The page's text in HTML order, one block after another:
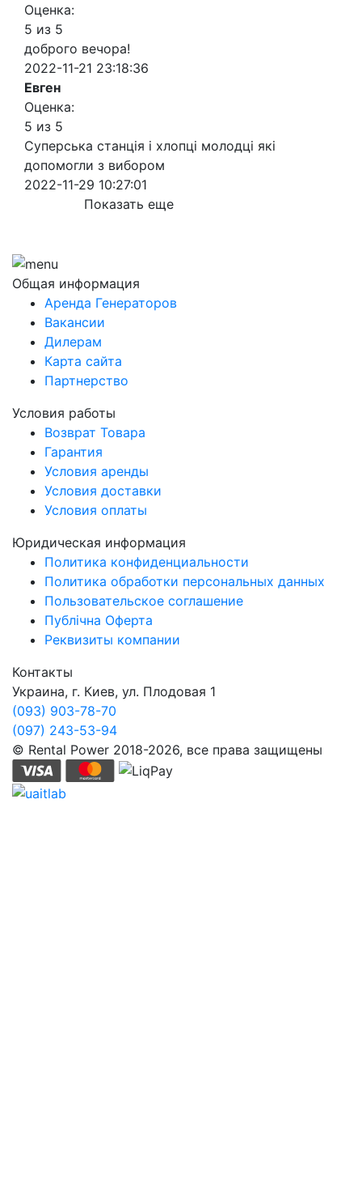
Оценка:
5 из 5
доброго вечора!
2022-11-21 23:18:36
Евген
Оценка:
5 из 5
Суперська станція і хлопці молодці які
допомогли з вибором
2022-11-29 10:27:01
Показать еще
Общая информация
Аренда Генераторов
Вакансии
Дилерам
Карта сайта
Партнерство
Условия работы
Возврат Товара
Гарантия
Условия аренды
Условия доставки
Условия оплаты
Юридическая информация
Политика конфиденциальности
Политика обработки персональных данных
Пользовательское соглашение
Публічна Оферта
Реквизиты компании
Контакты
Украина, г. Киев, ул. Плодовая 1
(093) 903-78-70
(097) 243-53-94
© Rental Power 2018-2026, все права защищены